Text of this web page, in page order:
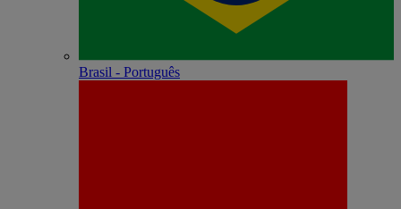
Brasil - Português